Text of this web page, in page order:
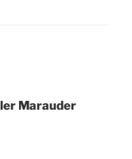
Marauder